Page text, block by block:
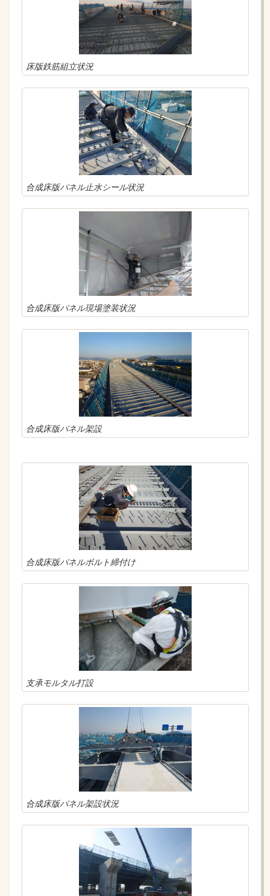
床版鉄筋組立状況
合成床版パネル止水シール状況
合成床版パネル現場塗装状況
合成床版パネル架設
合成床版パネルボルト締付け
支承モルタル打設
合成床版パネル架設状況